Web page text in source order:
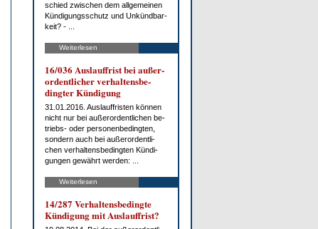
schied zwi­schen dem all­ge­mei­nen
Kün­di­gungs­schutz und Un­künd­bar­
keit? - ...
Weiterlesen
16/036 Aus­lauf­frist bei au­ßer­
or­dent­li­cher ver­hal­tens­be­
ding­ter Kün­di­gung
31.01.2016. Aus­lauf­fris­ten kön­nen
nicht nur bei au­ßer­or­dent­li­chen be­
triebs- oder per­so­nen­be­ding­ten,
son­dern auch bei au­ßer­or­dent­li­
chen ver­hal­tens­be­ding­ten Kün­di­
gun­gen ge­währt wer­den: ...
Weiterlesen
14/287 Ver­hal­tens­be­ding­te
Kün­di­gung mit Aus­lauf­frist?